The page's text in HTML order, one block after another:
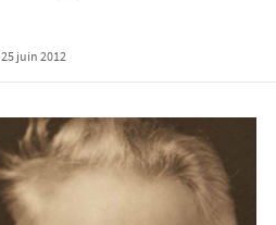
25 juin 2012